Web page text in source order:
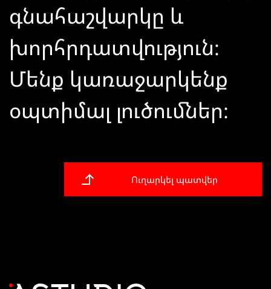
գնահաշվարկը և
խորհրդատվություն։
Մենք կառաջարկենք
օպտիմալ լուծումներ։
Ուղարկել պատվեր